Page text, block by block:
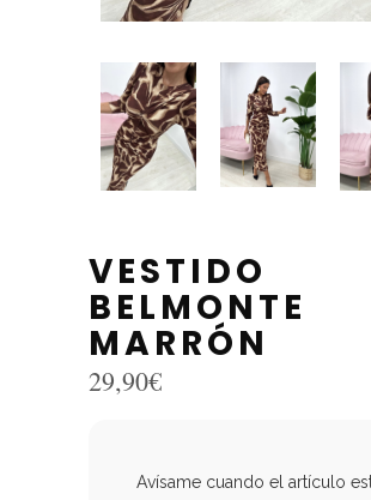
VESTIDO
BELMONTE
MARRÓN
29,90€
Avísame cuando el artículo